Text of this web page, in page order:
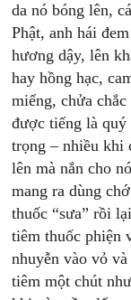
da nó bóng lên,
Phật, anh hái
hương dậy, lên
hay hồng hạc,
miếng, chửa
được tiếng là
trọng – nhiều khi
lên mà nắn cho
mang ra dùng
thuốc “sưa” rồi
tiêm thuốc phiện
nhuyễn vào vỏ
tiêm một chút